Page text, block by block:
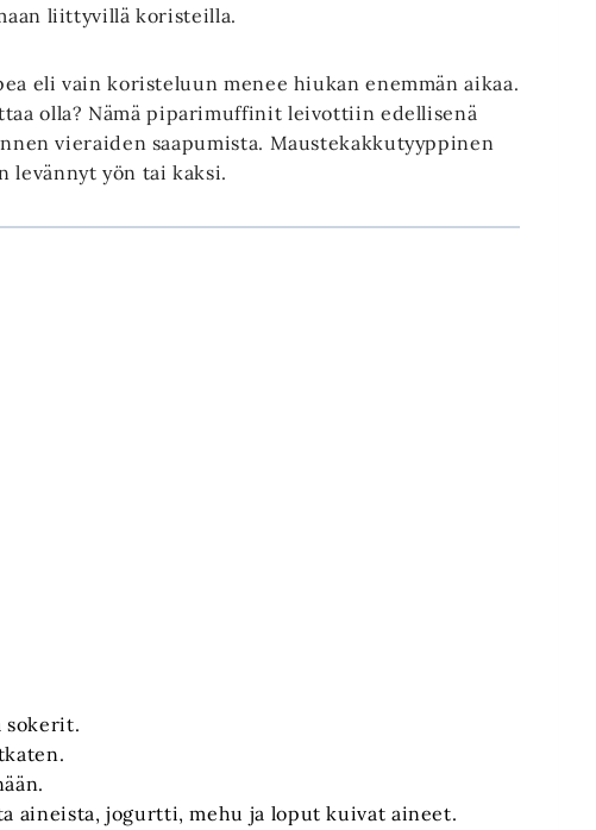
liittyvillä koristeilla.
eli vain koristeluun menee hiukan enemmän aikaa.
olla? Nämä piparimuffinit leivottiin edellisenä
vieraiden saapumista. Maustekakkutyyppinen
levännyt yön tai kaksi.
sokerit.
aineista, jogurtti, mehu ja loput kuivat aineet.